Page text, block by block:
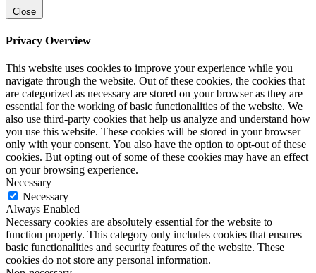
Close
Privacy Overview
This website uses cookies to improve your experience while you
navigate through the website. Out of these cookies, the cookies that
are categorized as necessary are stored on your browser as they are
essential for the working of basic functionalities of the website. We
also use third-party cookies that help us analyze and understand how
you use this website. These cookies will be stored in your browser
only with your consent. You also have the option to opt-out of these
cookies. But opting out of some of these cookies may have an effect
on your browsing experience.
Necessary
Necessary
Always Enabled
Necessary cookies are absolutely essential for the website to
function properly. This category only includes cookies that ensures
basic functionalities and security features of the website. These
cookies do not store any personal information.